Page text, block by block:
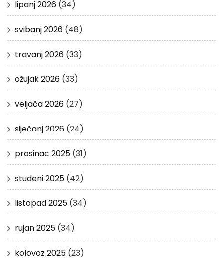
lipanj 2026 (34)
svibanj 2026 (48)
travanj 2026 (33)
ožujak 2026 (33)
veljača 2026 (27)
siječanj 2026 (24)
prosinac 2025 (31)
studeni 2025 (42)
listopad 2025 (34)
rujan 2025 (34)
kolovoz 2025 (23)